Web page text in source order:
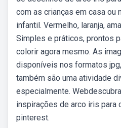
com as crianças em casa ou
infantil. Vermelho, laranja,
Simples e práticos, prontos
colorir agora mesmo. As
disponíveis nos formatos
também são uma atividade
especialmente.
inspirações de arco iris para
pinterest.